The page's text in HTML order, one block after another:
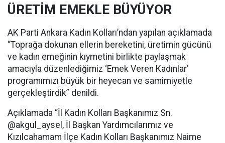
ÜRETİM EMEKLE BÜYÜYOR
AK Parti Ankara Kadın Kolları’ndan yapılan açıklamada
“Toprağa dokunan ellerin bereketini, üretimin gücünü
ve kadın emeğinin kıymetini birlikte paylaşmak
amacıyla düzenlediğimiz ‘Emek Veren Kadınlar’
programımızı büyük bir heyecan ve samimiyetle
gerçekleştirdik” denildi.
Açıklamada “İl Kadın Kolları Başkanımız Sn.
@akgul_aysel, İl Başkan Yardımcılarımız ve
Kızılcahamam İlçe Kadın Kolları Başkanımız Naime